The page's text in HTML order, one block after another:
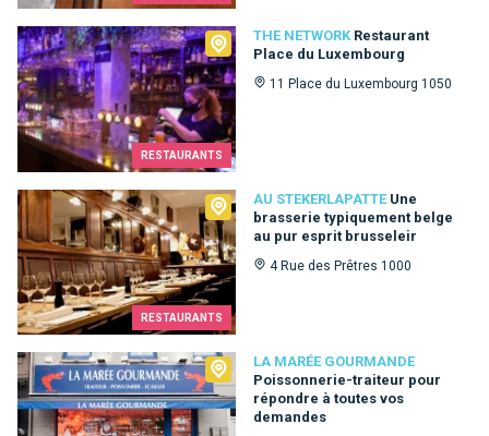
RESTAURANTS
THE NETWORK Restaurant
Place du Luxembourg
11 Place du Luxembourg 1050
The Network
RESTAURANTS
AU STEKERLAPATTE Une
brasserie typiquement belge
au pur esprit brusseleir
4 Rue des Prêtres 1000
Au Stekerlapatte
LA MARÉE GOURMANDE
Poissonnerie-traiteur pour
répondre à toutes vos
demandes
La Marée Gourmande